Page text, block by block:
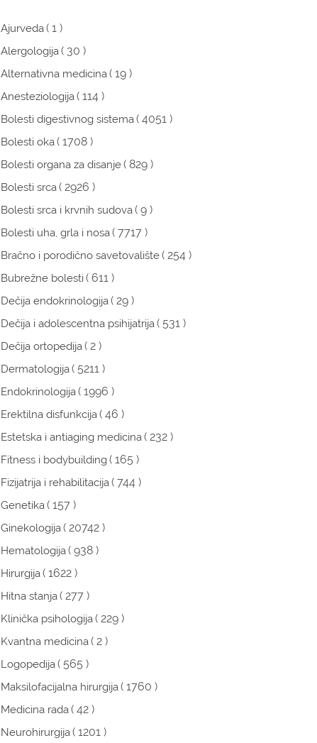
Ajurveda( 1 )
Alergologija( 30 )
Alternativna medicina( 19 )
Anesteziologija( 114 )
Bolesti digestivnog sistema( 4051 )
Bolesti oka( 1708 )
Bolesti organa za disanje( 829 )
Bolesti srca( 2926 )
Bolesti srca i krvnih sudova( 9 )
Bolesti uha, grla i nosa( 7717 )
Bračno i porodično savetovalište( 254 )
Bubrežne bolesti( 611 )
Dečija endokrinologija( 29 )
Dečija i adolescentna psihijatrija( 531 )
Dečija ortopedija( 2 )
Dermatologija( 5211 )
Endokrinologija( 1996 )
Erektilna disfunkcija( 46 )
Estetska i antiaging medicina( 232 )
Fitness i bodybuilding( 165 )
Fizijatrija i rehabilitacija( 744 )
Genetika( 157 )
Ginekologija( 20742 )
Hematologija( 938 )
Hirurgija( 1622 )
Hitna stanja( 277 )
Klinička psihologija( 229 )
Kvantna medicina( 2 )
Logopedija( 565 )
Maksilofacijalna hirurgija( 1760 )
Medicina rada( 42 )
Neurohirurgija( 1201 )